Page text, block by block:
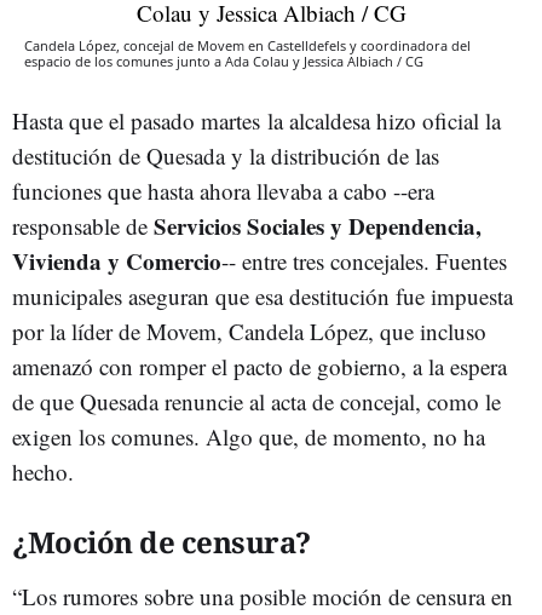
Candela López, concejal de Movem en Castelldefels y coordinadora del
espacio de los comunes junto a Ada Colau y Jessica Albiach / CG
Hasta que el pasado martes la alcaldesa hizo oficial la
destitución de Quesada y la distribución de las
funciones que hasta ahora llevaba a cabo --era
responsable de Servicios Sociales y Dependencia,
Vivienda y Comercio-- entre tres concejales. Fuentes
municipales aseguran que esa destitución fue impuesta
por la líder de Movem, Candela López, que incluso
amenazó con romper el pacto de gobierno, a la espera
de que Quesada renuncie al acta de concejal, como le
exigen los comunes. Algo que, de momento, no ha
hecho.
¿Moción de censura?
“Los rumores sobre una posible moción de censura en